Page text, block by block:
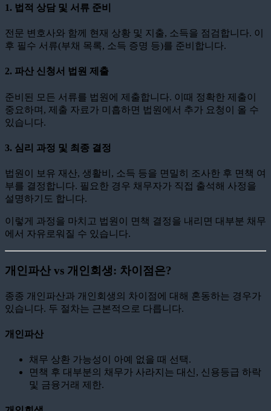
1. 법적 상담 및 서류 준비
전문 변호사와 함께 현재 상황 및 지출, 소득을 점검합니다. 이
후 필수 서류(부채 목록, 소득 증명 등)를 준비합니다.
2. 파산 신청서 법원 제출
준비된 모든 서류를 법원에 제출합니다. 이때 정확한 제출이
중요하며, 제출 자료가 미흡하면 법원에서 추가 요청이 올 수
있습니다.
3. 심리 과정 및 최종 결정
법원이 보유 재산, 생활비, 소득 등을 면밀히 조사한 후 면책 여
부를 결정합니다. 필요한 경우 채무자가 직접 출석해 사정을
설명하기도 합니다.
이렇게 과정을 마치고 법원이 면책 결정을 내리면 대부분 채무
에서 자유로워질 수 있습니다.
개인파산 vs 개인회생: 차이점은?
종종 개인파산과 개인회생의 차이점에 대해 혼동하는 경우가
있습니다. 두 절차는 근본적으로 다릅니다.
개인파산
채무 상환 가능성이 아예 없을 때 선택.
면책 후 대부분의 채무가 사라지는 대신, 신용등급 하락
및 금융거래 제한.